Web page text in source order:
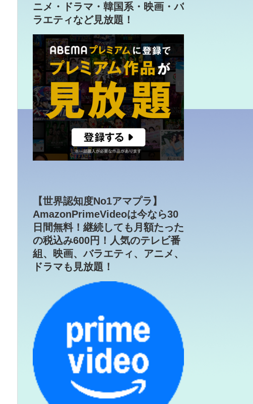
ニメ・ドラマ・韓国系・映画・バ
ラエティなど見放題！
【世界認知度No1アマプラ】
AmazonPrimeVideoは今なら30
日間無料！継続しても月額たった
の税込み600円！人気のテレビ番
組、映画、バラエティ、アニメ、
ドラマも見放題！